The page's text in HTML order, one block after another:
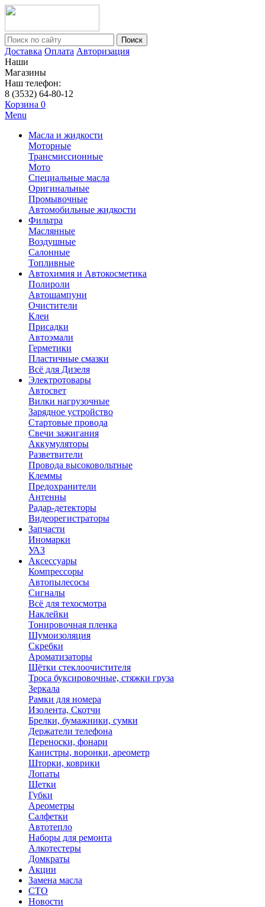
Поиск
Доставка Оплата Авторизация
Наши
Магазины
Наш телефон:
8 (3532) 64-80-12
Корзина 0
Menu
Масла и жидкости
Моторные
Трансмиссионные
Мото
Специальные масла
Оригинальные
Промывочные
Автомобильные жидкости
Фильтра
Маслянные
Воздушные
Салонные
Топливные
Автохимия и Автокосметика
Полироли
Автошампуни
Очистители
Клеи
Присадки
Автоэмали
Герметики
Пластичные смазки
Всё для Дизеля
Электротовары
Автосвет
Вилки нагрузочные
Зарядное устройство
Стартовые провода
Свечи зажигания
Аккумуляторы
Разветвители
Провода высоковольтные
Клеммы
Предохранители
Антенны
Радар-детекторы
Видеорегистраторы
Запчасти
Иномарки
УАЗ
Аксесcуары
Компрессоры
Автопылесосы
Сигналы
Всё для техосмотра
Наклейки
Тонировочная пленка
Шумоизоляция
Скребки
Ароматизаторы
Щётки стеклоочистителя
Троса буксировочные, стяжки груза
Зеркала
Рамки для номера
Изолента, Скотчи
Брелки, бумажники, сумки
Держатели телефона
Переноски, фонари
Канистры, воронки, ареометр
Шторки, коврики
Лопаты
Щетки
Губки
Ареометры
Салфетки
Автотепло
Наборы для ремонта
Алкотестеры
Домкраты
Акции
Замена масла
СТО
Новости